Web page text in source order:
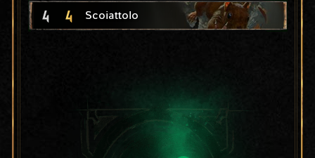
4 4 Scoiattolo